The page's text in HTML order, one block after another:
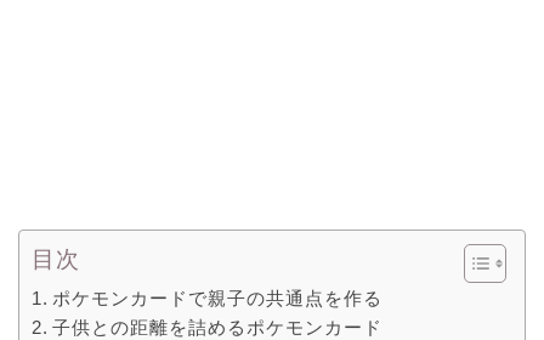
目次
ポケモンカードで親子の共通点を作る
子供との距離を詰めるポケモンカード